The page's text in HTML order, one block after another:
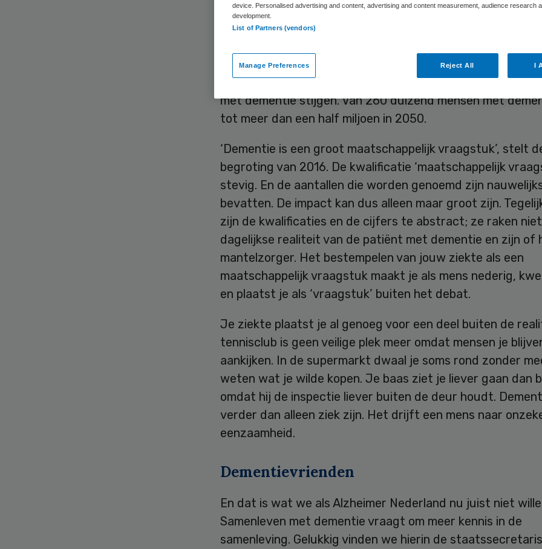
de winkel. De meest recente cijfers van het CBS geven
sterfte aan dementie sinds 1996 in Nederland is
internationale rapporten op het gebied van alzheimer
verontrustend beeld: in de komende jaren zal het aantal
met dementie stijgen. Van 260 duizend mensen met
tot meer dan een half miljoen in 2050.
‘Dementie is een groot maatschappelijk vraagstuk’, stelt
begroting van 2016. De kwalificatie ‘maatschappelijk
stevig. En de aantallen die worden genoemd zijn
bevatten. De impact kan dus alleen maar groot zijn.
zijn de kwalificaties en de cijfers te abstract; ze raken
dagelijkse realiteit van de patiënt met dementie en zijn of
mantelzorger. Het bestempelen van jouw ziekte als een
maatschappelijk vraagstuk maakt je als mens nederig,
en plaatst je als ‘vraagstuk’ buiten het debat.
Je ziekte plaatst je al genoeg voor een deel buiten de
tennisclub is geen veilige plek meer omdat mensen je
aankijken. In de supermarkt dwaal je soms rond zonder
weten wat je wilde kopen. Je baas ziet je liever gaan dan
omdat hij de inspectie liever buiten de deur houdt.
verder dan alleen ziek zijn. Het drijft een mens naar
eenzaamheid.
Dementievrienden
En dat is wat we als Alzheimer Nederland nu juist niet
Samenleven met dementie vraagt om meer kennis in de
samenleving. Gelukkig vinden we hierin de
device. Personalised advertising and content, advertising and content measurement, audience research
development.
List of Partners (vendors)
Manage Preferences Reject All I